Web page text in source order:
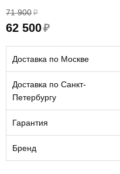
71 900 ₽
62 500₽
Доставка по Москве
Доставка по Санкт-
Петербургу
Гарантия
Бренд